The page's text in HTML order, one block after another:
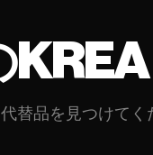
替品を見つけて